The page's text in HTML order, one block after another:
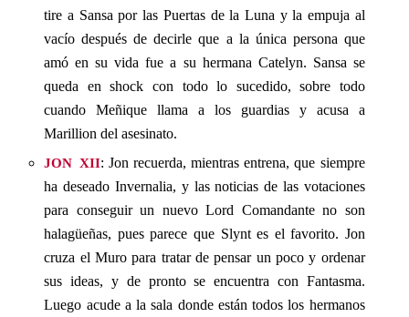
tire a Sansa por las Puertas de la Luna y la empuja al
vacío después de decirle que a la única persona que
amó en su vida fue a su hermana Catelyn. Sansa se
queda en shock con todo lo sucedido, sobre todo
cuando Meñique llama a los guardias y acusa a
Marillion del asesinato.
jon xii: Jon recuerda, mientras entrena, que siempre
ha deseado Invernalia, y las noticias de las votaciones
para conseguir un nuevo Lord Comandante no son
halagüeñas, pues parece que Slynt es el favorito. Jon
cruza el Muro para tratar de pensar un poco y ordenar
sus ideas, y de pronto se encuentra con Fantasma.
Luego acude a la sala donde están todos los hermanos